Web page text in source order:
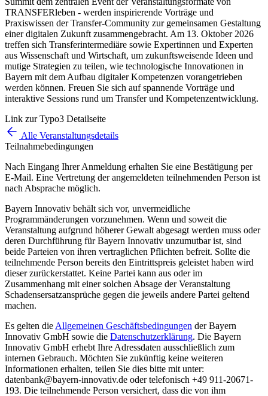
TRANSFERleben - werden inspirierende Vorträge und
Praxiswissen der Transfer-Community zur gemeinsamen Gestaltung
einer digitalen Zukunft zusammengebracht. Am 13. Oktober 2026
treffen sich Transferintermediäre sowie Expertinnen und Experten
aus Wissenschaft und Wirtschaft, um zukunftsweisende Ideen und
mutige Strategien zu teilen, wie technologische Innovationen in
Bayern mit dem Aufbau digitaler Kompetenzen vorangetrieben
werden können. Freuen Sie sich auf spannende Vorträge und
interaktive Sessions rund um Transfer und Kompetenzentwicklung.
Link zur Typo3 Detailseite
Alle Veranstaltungsdetails
Teilnahmebedingungen
Nach Eingang Ihrer Anmeldung erhalten Sie eine Bestätigung per
E-Mail. Eine Vertretung der angemeldeten teilnehmenden Person ist
nach Absprache möglich.
Bayern Innovativ behält sich vor, unvermeidliche
Programmänderungen vorzunehmen. Wenn und soweit die
Veranstaltung aufgrund höherer Gewalt abgesagt werden muss oder
deren Durchführung für Bayern Innovativ unzumutbar ist, sind
beide Parteien von ihren vertraglichen Pflichten befreit. Sollte die
teilnehmende Person bereits den Eintrittspreis geleistet haben wird
dieser zurückerstattet. Keine Partei kann aus oder im
Zusammenhang mit einer solchen Absage der Veranstaltung
Schadensersatzansprüche gegen die jeweils andere Partei geltend
machen.
Es gelten die Allgemeinen Geschäftsbedingungen der Bayern
Innovativ GmbH sowie die Datenschutzerklärung. Die Bayern
Innovativ GmbH erhebt Ihre Adressdaten ausschließlich zum
internen Gebrauch. Möchten Sie zukünftig keine weiteren
Informationen erhalten, teilen Sie dies bitte mit unter:
datenbank@bayern-innovativ.de oder telefonisch +49 911-20671-
193. Die teilnehmende Person versichert, dass die von ihm